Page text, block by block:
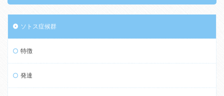
ソトス症候群
特徴
発達